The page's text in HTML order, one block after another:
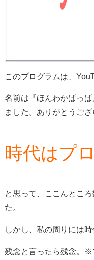
このプログラムは、
名前は『ほんわかぱっ
ました。ありがとうござ
時代はプ
と思って、ここんとこ
た。
しかし、私の周りには
残念と言ったら残念。※